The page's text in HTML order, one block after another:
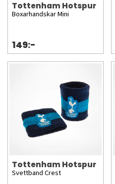
Tottenham Hotspur
Boxarhandskar Mini
149:-
Tottenham Hotspur
Svettband Crest